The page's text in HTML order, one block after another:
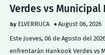
Verdes vs Municipal
ELVERRUCA
August 06, 2026
Este Jueves, 06 de Agosto del
enfrentarán Hankook Verdes vs